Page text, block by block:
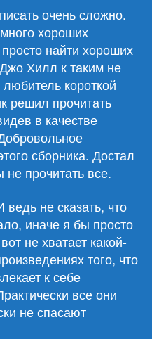
очень сложно.
хороших
найти хороших
Хилл к таким не
короткой
решил прочитать
в качестве
сборника. Достал
прочитать все.
ведь не сказать, что
иначе я бы просто
не хватает какой-
того, что
к себе
все они
не спасают